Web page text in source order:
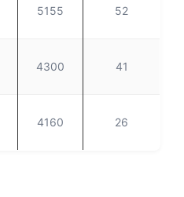
5155 52
4300 41
4160 26